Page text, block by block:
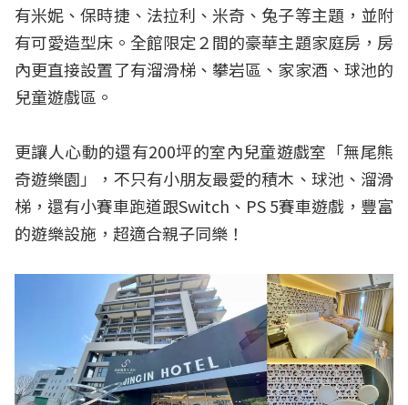
有米妮、保時捷、法拉利、米奇、兔子等主題，並附
有可愛造型床。全館限定２間的豪華主題家庭房，房
內更直接設置了有溜滑梯、攀岩區、家家酒、球池的
兒童遊戲區。
更讓人心動的還有200坪的室內兒童遊戲室「無尾熊
奇遊樂園」，不只有小朋友最愛的積木、球池、溜滑
梯，還有小賽車跑道跟Switch、PS 5賽車遊戲，豐富
的遊樂設施，超適合親子同樂！